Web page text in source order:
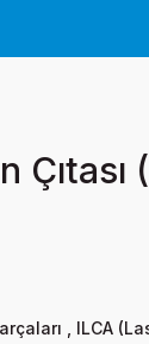
Çıtası
ILCA